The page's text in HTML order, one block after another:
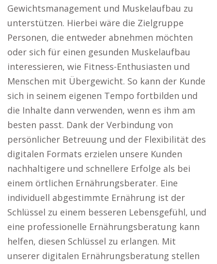
Gewichtsmanagement und Muskelaufbau zu
unterstützen. Hierbei wäre die Zielgruppe
Personen, die entweder abnehmen möchten
oder sich für einen gesunden Muskelaufbau
interessieren, wie Fitness-Enthusiasten und
Menschen mit Übergewicht. So kann der Kunde
sich in seinem eigenen Tempo fortbilden und
die Inhalte dann verwenden, wenn es ihm am
besten passt. Dank der Verbindung von
persönlicher Betreuung und der Flexibilität des
digitalen Formats erzielen unsere Kunden
nachhaltigere und schnellere Erfolge als bei
einem örtlichen Ernährungsberater. Eine
individuell abgestimmte Ernährung ist der
Schlüssel zu einem besseren Lebensgefühl, und
eine professionelle Ernährungsberatung kann
helfen, diesen Schlüssel zu erlangen. Mit
unserer digitalen Ernährungsberatung stellen